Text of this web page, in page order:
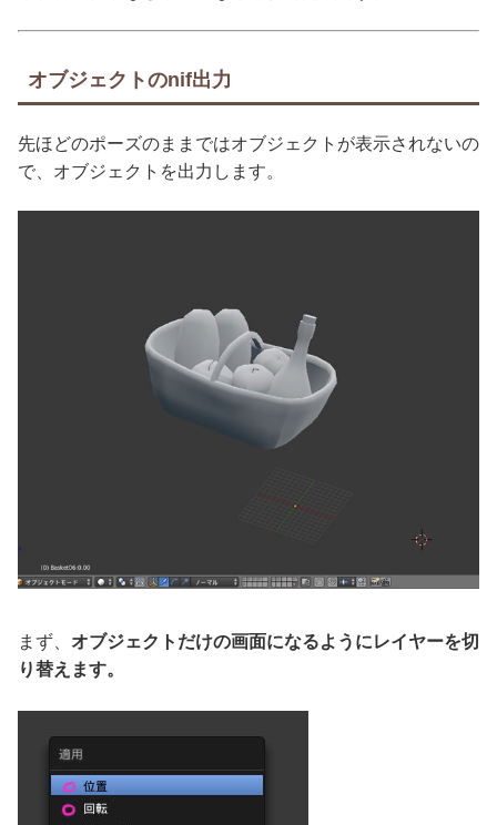
オブジェクトのnif出力
先ほどのポーズのままではオブジェクトが表示されないの
で、オブジェクトを出力します。
まず、 オブジェクトだけの画面になるようにレイヤーを切
り替えます。